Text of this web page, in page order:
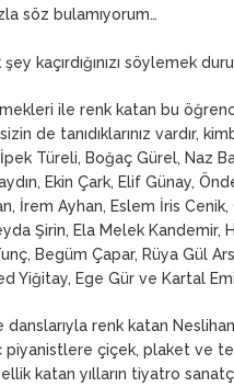
söz bulamıyorum…
kaçırdığınızı söylemek
ile renk katan bu
de tanıdıklarınız vardır,
İpek Türeli, Boğaç Gürel, Naz
Ekin Çark, Elif Günay,
İrem Ayhan, Eslem İris
Şirin, Ela Melek Kandemir,
Begüm Çapar, Rüya Gül
Yiğitay, Ege Gür ve Kartal
renk katan
piyanistlere çiçek, plaket ve
katan yılların tiyatro